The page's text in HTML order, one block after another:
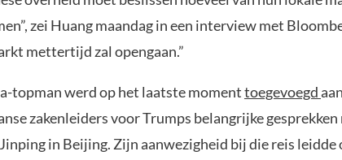
zei Huang maandag in een interview met
mettertijd zal opengaan.”
topman werd op het laatste momenttoegevoegd
zakenleiders voor Trumps belangrijke gesprekken
in Beijing. Zijn aanwezigheid bij die reis leidde